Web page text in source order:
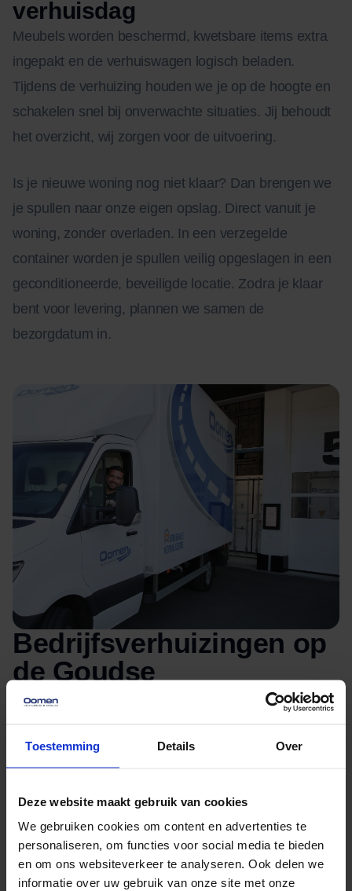
Toestemming Details Over
Deze website maakt gebruik van cookies
We gebruiken cookies om content en advertenties te
personaliseren, om functies voor social media te bieden
en om ons websiteverkeer te analyseren. Ook delen we
informatie over uw gebruik van onze site met onze
verhuisdag
Meubels worden beschermd, kwetsbare items extra
ingepakt en de verhuiswagen logisch beladen.
Tijdens de verhuizing houden we je op de hoogte en
schakelen snel bij onverwachte situaties. Jij behoudt
het overzicht, wij zorgen voor de uitvoering.
Is je nieuwe woning nog niet klaar? Dan brengen we
je spullen naar onze eigen opslag. Direct vanuit je
woning, zonder overladen. In een verzegelde
container worden je spullen veilig opgeslagen in een
geconditioneerde, beveiligde locatie. Zodra je klaar
bent voor levering, plannen we samen de
bezorgdatum in.
Bedrijfsverhuizingen op
de Goudse
bedrijventerreinen
zorginstellingen of creatieve werkplekken in de
bedrijfsverhuizing vraagt om snelheid en overzicht.
Wij zorgen dat je bedrijf blijft draaien terwijl wij alles
verplaatsen.